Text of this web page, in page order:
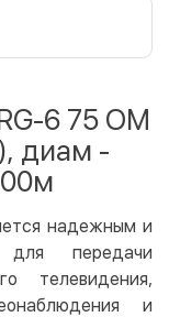
Бесплатно
6 75 ОМ
диам -
надежным и
для передачи
телевидения,
и